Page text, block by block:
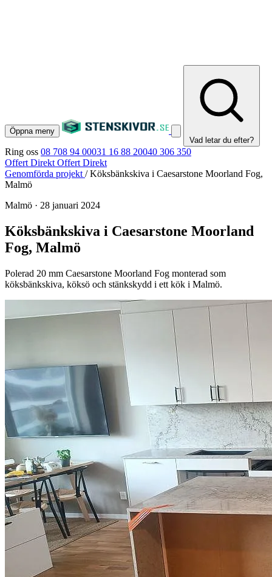
Öppna meny
Vad letar du efter?
Ring oss 08 708 94 00031 16 88 20040 306 350
Offert Direkt Offert Direkt
Genomförda projekt / Köksbänkskiva i Caesarstone Moorland Fog,
Malmö
Malmö · 28 januari 2024
Köksbänkskiva i Caesarstone Moorland
Fog, Malmö
Polerad 20 mm Caesarstone Moorland Fog monterad som
köksbänkskiva, köksö och stänkskydd i ett kök i Malmö.